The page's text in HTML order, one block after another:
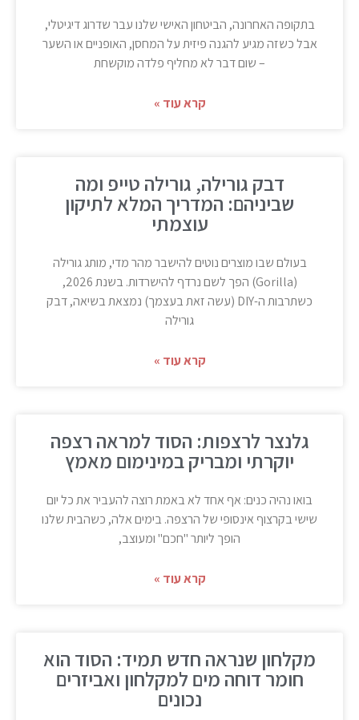
בתקופה האחרונה, הביטחון האישי שלנו עבר שדרוג דיגיטלי,
אבל כשזה מגיע להגנה פיזית על המחסן, האופניים או השער
– שום דבר לא מחליף פלדה מוקשחת
קרא עוד »
דבק גורילה, גורילה טייפ ומה
שביניהם: המדריך המלא לתיקון
עוצמתי
בעולם שבו מוצרים נוטים להישבר מהר מדי, מותג גורילה
(Gorilla) הפך לשם נרדף להישרדות. בשנת 2026,
כשתרבות ה-DIY (עשה זאת בעצמך) נמצאת בשיאה, דבק
גורילה
קרא עוד »
גלנצר לרצפות: הסוד למראה רצפה
יוקרתי ומבריק במינימום מאמץ
בואו נהיה כנים: אף אחד לא באמת רוצה להעביר את כל יום
שישי בקרצוף אינסופי של הרצפה. בימים אלה, כשהבית שלנו
הופך ליותר "חכם" ומעוצב,
קרא עוד »
מקלחון שנראה חדש תמיד: הסוד הוא
חומר דוחה מים למקלחון ואביזרים
נכונים